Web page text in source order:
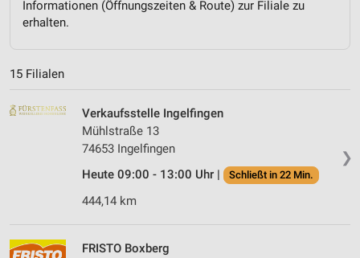
Informationen (Öffnungszeiten & Route) zur Filiale zu
erhalten.
15 Filialen
❯
Verkaufsstelle Ingelfingen
Mühlstraße 13
74653 Ingelfingen
Heute 09:00 - 13:00 Uhr |
Schließt in 22 Min.
444,14 km
FRISTO Boxberg